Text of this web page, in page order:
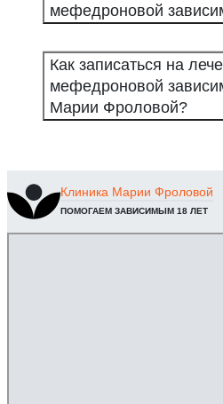
мефедроновой
Как записаться на
мефедроновой
Марии Фроловой?
Клиника Марии Фроловой
ПОМОГАЕМ ЗАВИСИМЫМ 18 ЛЕТ